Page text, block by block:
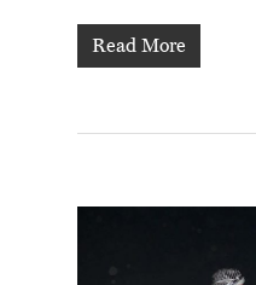
Read More